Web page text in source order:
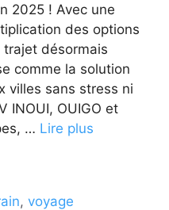
2025 ! Avec une
des options
désormais
comme la solution
villes sans stress ni
INOUI, OUIGO et
… Lire plus
,voyage